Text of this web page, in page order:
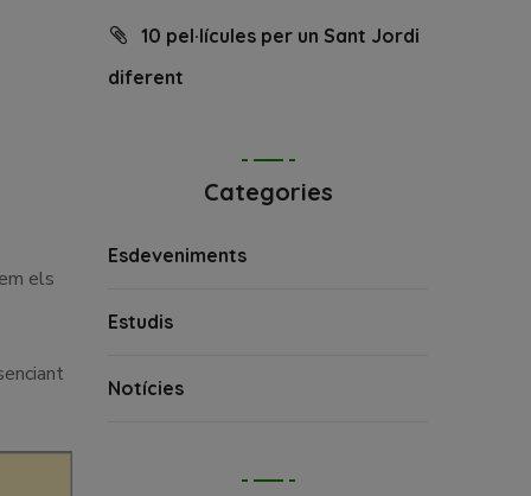
els
10 pel·lícules per un Sant Jordi
diferent
Categories
Esdeveniments
Estudis
Notícies